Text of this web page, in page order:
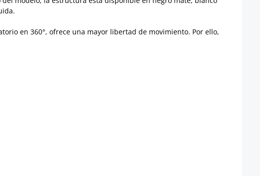
en 360°, ofrece una mayor libertad de movimiento. Por ello,